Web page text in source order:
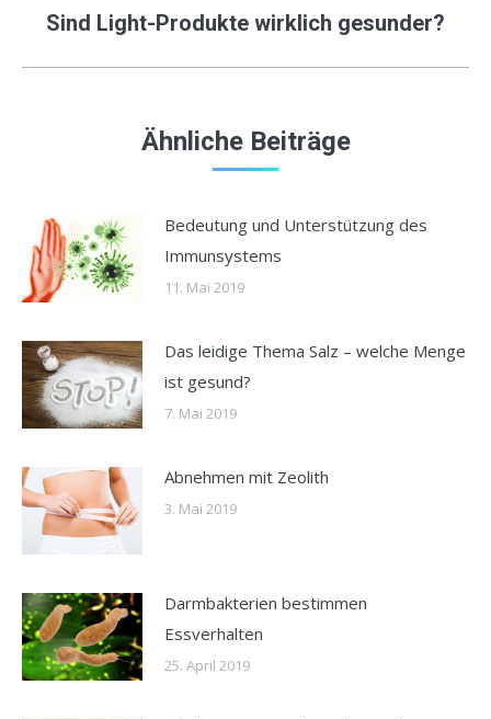
Nächster
Sind Light-Produkte wirklich gesunder?
Ähnliche Beiträge
Bedeutung und Unterstützung des
Immunsystems
11. Mai 2019
Das leidige Thema Salz – welche Menge
ist gesund?
7. Mai 2019
Abnehmen mit Zeolith
3. Mai 2019
Darmbakterien bestimmen
Essverhalten
25. April 2019